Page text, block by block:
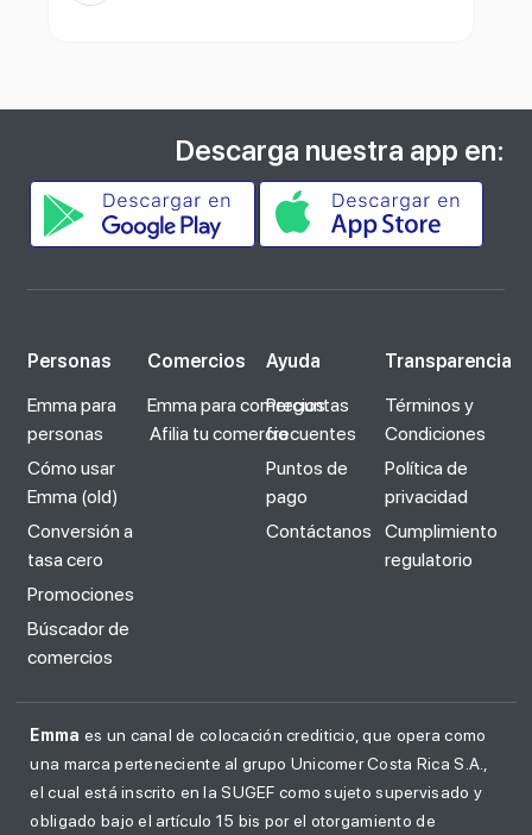
Descarga nuestra app en:
Personas
Emma para
personas
Cómo usar
Emma (old)
Conversión a
tasa cero
Promociones
Búscador de
comercios
Comercios
Emma para comercios
Afilia tu comercio
Ayuda
Preguntas
frecuentes
Puntos de
pago
Contáctanos
Transparencia
Términos y
Condiciones
Política de
privacidad
Cumplimiento
regulatorio
Emma es un canal de colocación crediticio, que opera como
una marca perteneciente al grupo Unicomer Costa Rica S.A.,
el cual está inscrito en la SUGEF como sujeto supervisado y
obligado bajo el artículo 15 bis por el otorgamiento de